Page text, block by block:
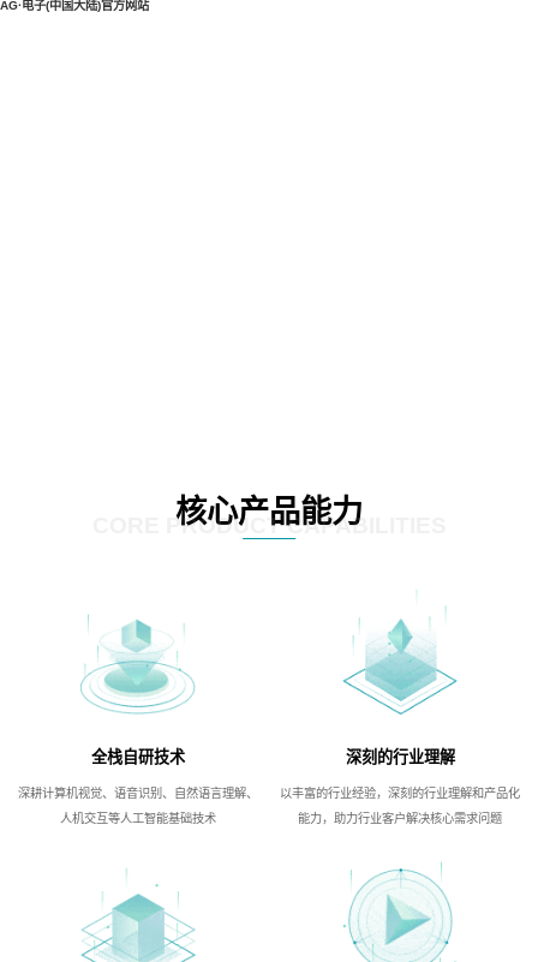
AG·电子(中国大陆)官方网站
核心产品能力
CORE PRODUCT CAPABILITIES
全栈自研技术
深耕计算机视觉、语音识别、自然语言理解、
人机交互等人工智能基础技术
深刻的行业理解
以丰富的行业经验，深刻的行业理解和产品化
能力，助力行业客户解决核心需求问题